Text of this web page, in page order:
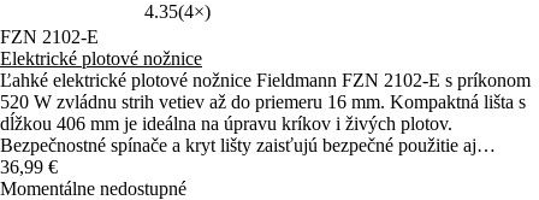
4.35(4×)
FZN 2102-E
Elektrické plotové nožnice
Ľahké elektrické plotové nožnice Fieldmann FZN 2102-E s príkonom
520 W zvládnu strih vetiev až do priemeru 16 mm. Kompaktná lišta s
dĺžkou 406 mm je ideálna na úpravu kríkov i živých plotov.
Bezpečnostné spínače a kryt lišty zaisťujú bezpečné použitie aj
skladovanie.
36,99 €
Momentálne nedostupné